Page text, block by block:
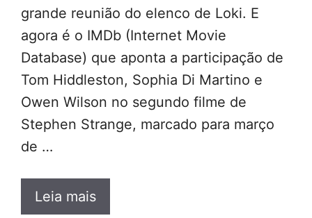
grande reunião do elenco de Loki. E
agora é o IMDb (Internet Movie
Database) que aponta a participação de
Tom Hiddleston, Sophia Di Martino e
Owen Wilson no segundo filme de
Stephen Strange, marcado para março
de …
Leia mais